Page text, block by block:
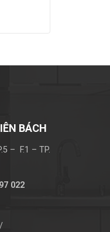
BÁCH
– F.1 – TP.
022